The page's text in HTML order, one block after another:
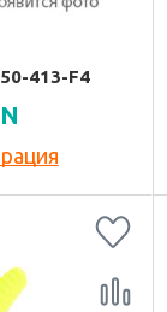
413-F4